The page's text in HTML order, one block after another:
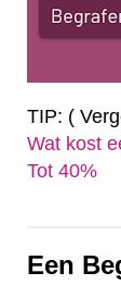
TIP: (
Wat kost
Tot 40%‎
Een